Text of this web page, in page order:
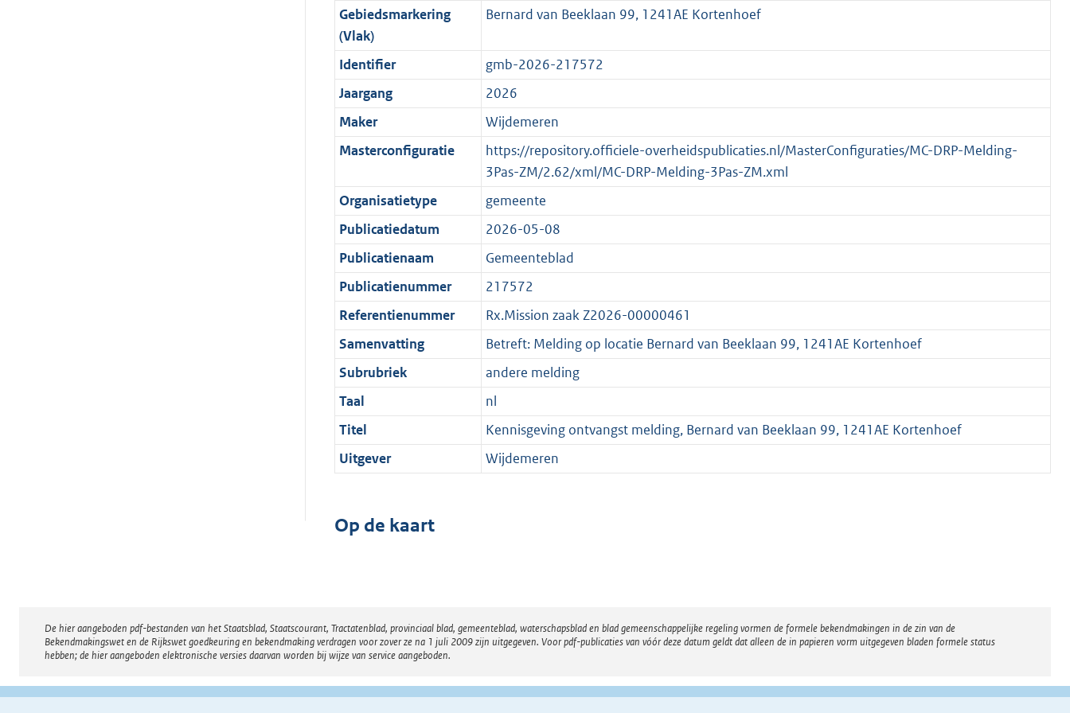
o
r
m
a
a
t
f
o
r
m
a
a
t
n
f
o
r
m
a
a
i
n
f
o
r
m
a
t
K
o
t
e
:
2
K
b
o
t
t
:
2
K
b
Gebiedsmarkering
(Vlak)
Bernard van Beeklaan 99, 1241AE Kortenhoef
Identifier
gmb-2026-217572
Jaargang
2026
Maker
Wijdemeren
Masterconfiguratie
https://repository.officiele-overheidspublicaties.nl/MasterConfiguraties/MC-DRP-Melding-
3Pas-ZM/2.62/xml/MC-DRP-Melding-3Pas-ZM.xml
Organisatietype
gemeente
Publicatiedatum
2026-05-08
Publicatienaam
Gemeenteblad
Publicatienummer
217572
Referentienummer
Rx.Mission zaak Z2026-00000461
Samenvatting
Betreft: Melding op locatie Bernard van Beeklaan 99, 1241AE Kortenhoef
Subrubriek
andere melding
Taal
nl
Titel
Kennisgeving ontvangst melding, Bernard van Beeklaan 99, 1241AE Kortenhoef
Uitgever
Wijdemeren
Op de kaart
Disclaimer
De hier aangeboden pdf-bestanden van het Staatsblad, Staatscourant, Tractatenblad, provinciaal blad, gemeenteblad, waterschapsblad en blad gemeenschappelijke regeling vormen de formele bekendmakingen in de zin van de
Bekendmakingswet en de Rijkswet goedkeuring en bekendmaking verdragen voor zover ze na 1 juli 2009 zijn uitgegeven. Voor pdf-publicaties van vóór deze datum geldt dat alleen de in papieren vorm uitgegeven bladen formele status
hebben; de hier aangeboden elektronische versies daarvan worden bij wijze van service aangeboden.